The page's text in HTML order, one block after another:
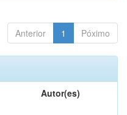
Anterior 1 Póximo
Autor(es)